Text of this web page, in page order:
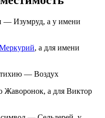
— Изумруд, а у имени
, а для имени
— Воздух
Жаворонок, а для Виктор